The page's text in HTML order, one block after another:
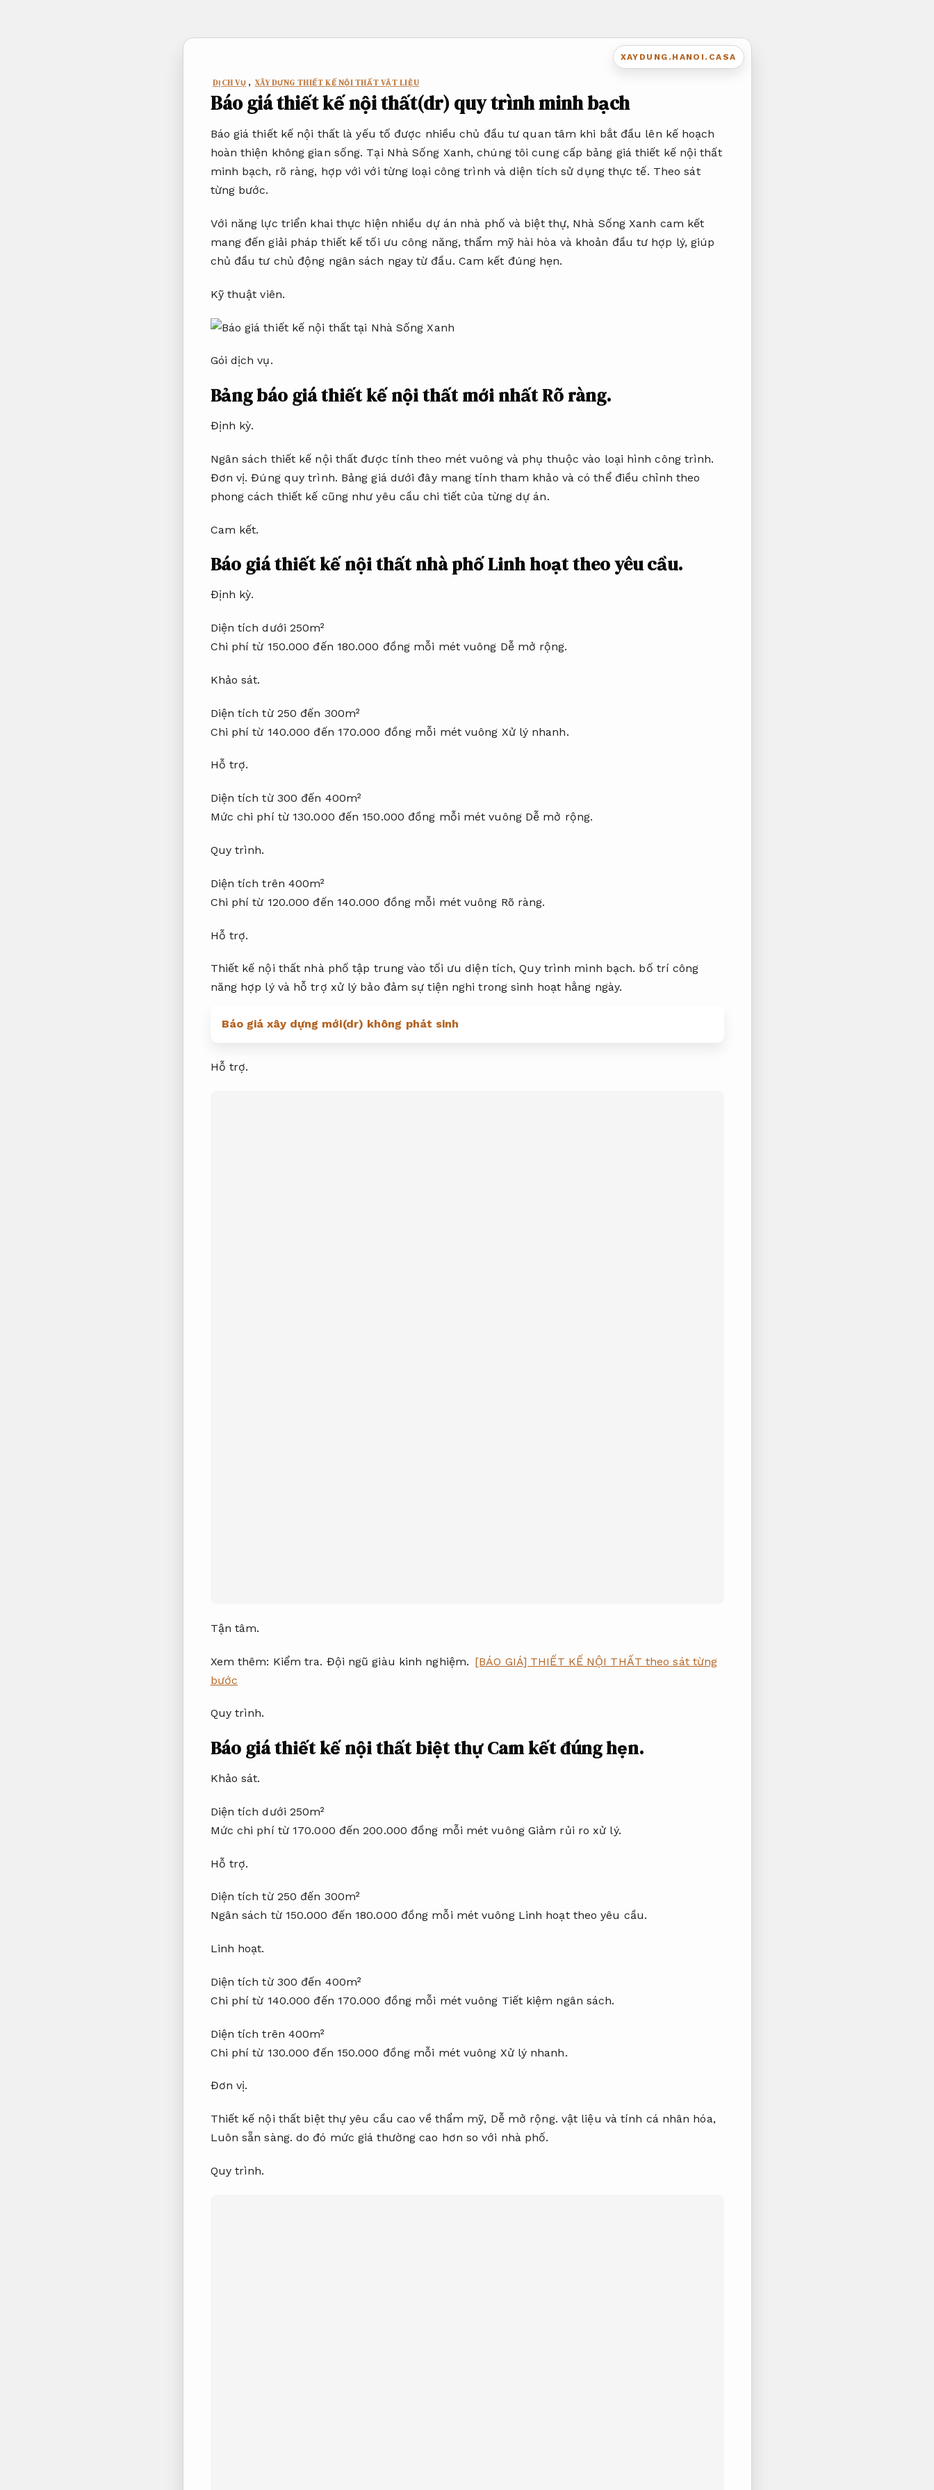
XAYDUNG.HANOI.CASA
DỊCH VỤ , XÂY DỰNG THIẾT KẾ NỘI THẤT VẬT LIỆU
Báo giá thiết kế nội thất(dr) quy trình minh bạch
Báo giá thiết kế nội thất là yếu tố được nhiều chủ đầu tư quan tâm khi bắt đầu lên kế hoạch
hoàn thiện không gian sống. Tại Nhà Sống Xanh, chúng tôi cung cấp bảng giá thiết kế nội thất
minh bạch, rõ ràng, hợp với với từng loại công trình và diện tích sử dụng thực tế. Theo sát
từng bước.
Với năng lực triển khai thực hiện nhiều dự án nhà phố và biệt thự, Nhà Sống Xanh cam kết
mang đến giải pháp thiết kế tối ưu công năng, thẩm mỹ hài hòa và khoản đầu tư hợp lý, giúp
chủ đầu tư chủ động ngân sách ngay từ đầu. Cam kết đúng hẹn.
Kỹ thuật viên.
Gói dịch vụ.
Bảng báo giá thiết kế nội thất mới nhấtRõ ràng.
Định kỳ.
Ngân sách thiết kế nội thất được tính theo mét vuông và phụ thuộc vào loại hình công trình.
Đơn vị. Đúng quy trình. Bảng giá dưới đây mang tính tham khảo và có thể điều chỉnh theo
phong cách thiết kế cũng như yêu cầu chi tiết của từng dự án.
Cam kết.
Báo giá thiết kế nội thất nhà phốLinh hoạt theo yêu cầu.
Định kỳ.
Diện tích dưới 250m²
Chi phí từ 150.000 đến 180.000 đồng mỗi mét vuông Dễ mở rộng.
Khảo sát.
Diện tích từ 250 đến 300m²
Chi phí từ 140.000 đến 170.000 đồng mỗi mét vuông Xử lý nhanh.
Hỗ trợ.
Diện tích từ 300 đến 400m²
Mức chi phí từ 130.000 đến 150.000 đồng mỗi mét vuông Dễ mở rộng.
Quy trình.
Diện tích trên 400m²
Chi phí từ 120.000 đến 140.000 đồng mỗi mét vuông Rõ ràng.
Hỗ trợ.
Thiết kế nội thất nhà phố tập trung vào tối ưu diện tích,Quy trình minh bạch. bố trí công
năng hợp lý và hỗ trợ xử lý bảo đảm sự tiện nghi trong sinh hoạt hằng ngày.
Báo giá xây dựng mới(dr) không phát sinh
Hỗ trợ.
Tận tâm.
Xem thêm: Kiểm tra. Đội ngũ giàu kinh nghiệm. [BÁO GIÁ] THIẾT KẾ NỘI THẤT theo sát từng
bước
Quy trình.
Báo giá thiết kế nội thất biệt thự Cam kết đúng hẹn.
Khảo sát.
Diện tích dưới 250m²
Mức chi phí từ 170.000 đến 200.000 đồng mỗi mét vuông Giảm rủi ro xử lý.
Hỗ trợ.
Diện tích từ 250 đến 300m²
Ngân sách từ 150.000 đến 180.000 đồng mỗi mét vuông Linh hoạt theo yêu cầu.
Linh hoạt.
Diện tích từ 300 đến 400m²
Chi phí từ 140.000 đến 170.000 đồng mỗi mét vuông Tiết kiệm ngân sách.
Diện tích trên 400m²
Chi phí từ 130.000 đến 150.000 đồng mỗi mét vuông Xử lý nhanh.
Đơn vị.
Thiết kế nội thất biệt thự yêu cầu cao về thẩm mỹ, Dễ mở rộng. vật liệu và tính cá nhân hóa,
Luôn sẵn sàng. do đó mức giá thường cao hơn so với nhà phố.
Quy trình.